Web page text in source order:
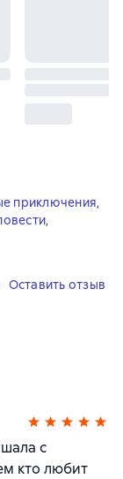
приключения,
,
Оставить отзыв
с
кто любит